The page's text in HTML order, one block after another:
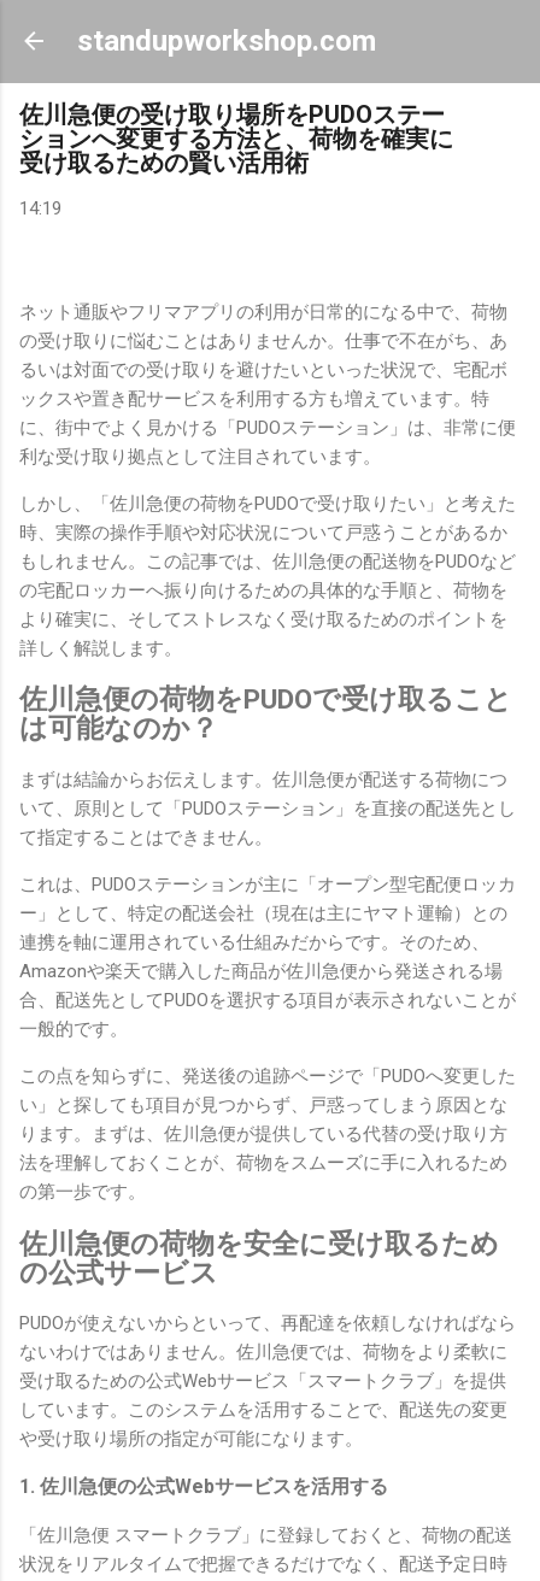
スキップしてメイン コンテンツに移動
standupworkshop.com
佐川急便の受け取り場所をPUDOステー
ションへ変更する方法と、荷物を確実に
受け取るための賢い活用術
14:19
ネット通販やフリマアプリの利用が日常的になる中で、荷物
の受け取りに悩むことはありませんか。仕事で不在がち、あ
るいは対面での受け取りを避けたいといった状況で、宅配ボ
ックスや置き配サービスを利用する方も増えています。特
に、街中でよく見かける「PUDOステーション」は、非常に便
利な受け取り拠点として注目されています。
しかし、「佐川急便の荷物をPUDOで受け取りたい」と考えた
時、実際の操作手順や対応状況について戸惑うことがあるか
もしれません。この記事では、佐川急便の配送物をPUDOなど
の宅配ロッカーへ振り向けるための具体的な手順と、荷物を
より確実に、そしてストレスなく受け取るためのポイントを
詳しく解説します。
佐川急便の荷物をPUDOで受け取ること
は可能なのか？
まずは結論からお伝えします。佐川急便が配送する荷物につ
いて、原則として「PUDOステーション」を直接の配送先とし
て指定することはできません。
これは、PUDOステーションが主に「オープン型宅配便ロッカ
ー」として、特定の配送会社（現在は主にヤマト運輸）との
連携を軸に運用されている仕組みだからです。そのため、
Amazonや楽天で購入した商品が佐川急便から発送される場
合、配送先としてPUDOを選択する項目が表示されないことが
一般的です。
この点を知らずに、発送後の追跡ページで「PUDOへ変更した
い」と探しても項目が見つからず、戸惑ってしまう原因とな
ります。まずは、佐川急便が提供している代替の受け取り方
法を理解しておくことが、荷物をスムーズに手に入れるため
の第一歩です。
佐川急便の荷物を安全に受け取るため
の公式サービス
PUDOが使えないからといって、再配達を依頼しなければなら
ないわけではありません。佐川急便では、荷物をより柔軟に
受け取るための公式Webサービス「スマートクラブ」を提供
しています。このシステムを活用することで、配送先の変更
や受け取り場所の指定が可能になります。
1. 佐川急便の公式Webサービスを活用する
「佐川急便 スマートクラブ」に登録しておくと、荷物の配送
状況をリアルタイムで把握できるだけでなく、配送予定日時